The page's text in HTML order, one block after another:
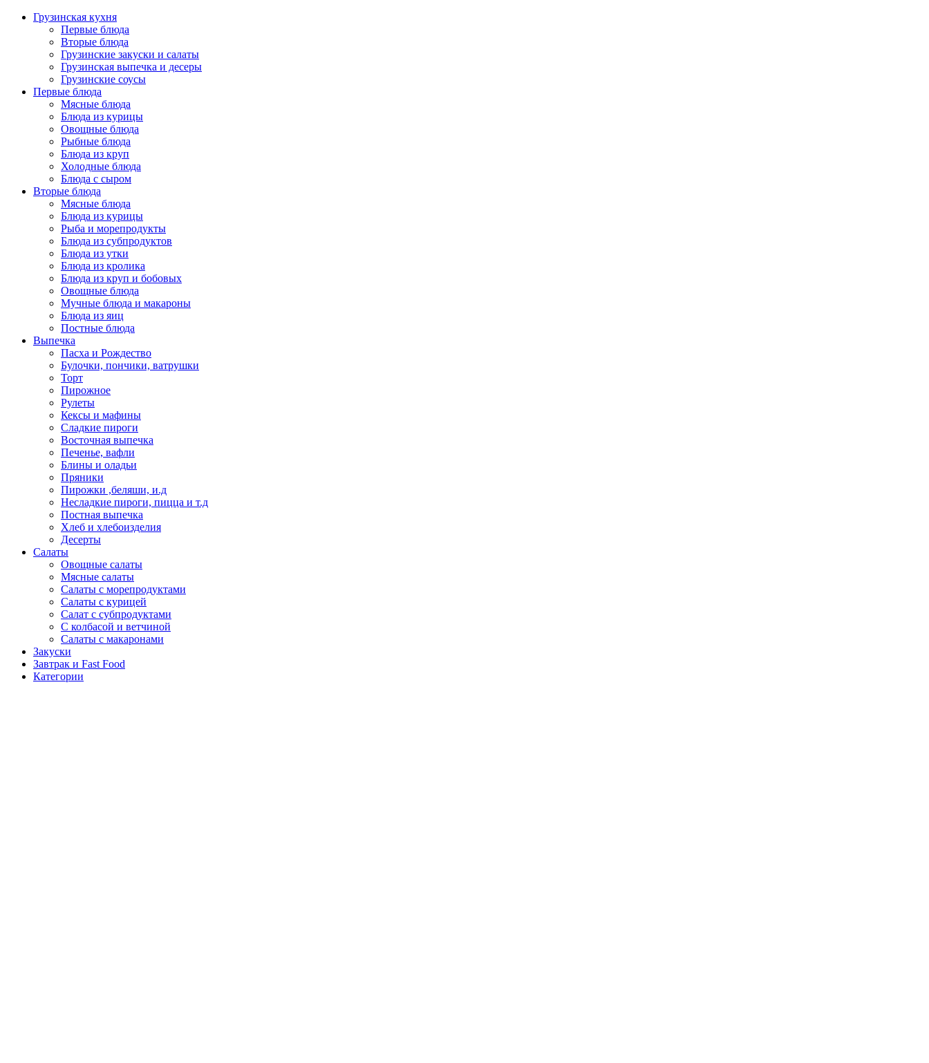
Грузинская кухня
Первые блюда
Вторые блюда
Грузинские закуски и салаты
Грузинская выпечка и десеры
Грузинские соусы
Первые блюда
Мясные блюда
Блюда из курицы
Овощные блюда
Рыбные блюда
Блюда из круп
Холодные блюда
Блюда с сыром
Вторые блюда
Мясные блюда
Блюда из курицы
Рыба и морепродукты
Блюда из субпродуктов
Блюда из утки
Блюда из кролика
Блюда из круп и бобовых
Овощные блюда
Мучные блюда и макароны
Блюда из яиц
Постные блюда
Выпечка
Пасха и Рождество
Булочки, пончики, ватрушки
Торт
Пирожное
Рулеты
Кексы и мафины
Сладкие пироги
Восточная выпечка
Печенье, вафли
Блины и оладьи
Пряники
Пирожки ,беляши, и.д
Несладкие пироги, пицца и т.д
Постная выпечка
Хлеб и хлебоизделия
Десерты
Салаты
Овощные салаты
Мясные салаты
Салаты с морепродуктами
Салаты с курицей
Салат с субпродуктами
С колбасой и ветчиной
Салаты с макаронами
Закуски
Завтрак и Fast Food
Категории